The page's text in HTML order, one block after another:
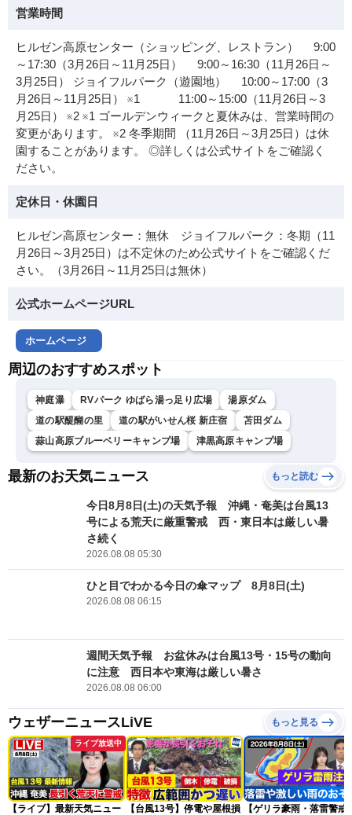
営業時間
ヒルゼン高原センター（ショッピング、レストラン） 9:00
～17:30（3月26日～11月25日） 9:00～16:30（11月26日～
3月25日） ジョイフルパーク（遊園地） 10:00～17:00（3
月26日～11月25日） ※1 11:00～15:00（11月26日～3
月25日） ※2 ※1 ゴールデンウィークと夏休みは、営業時間の
変更があります。 ※2 冬季期間 （11月26日～3月25日）は休
園することがあります。 ◎詳しくは公式サイトをご確認く
ださい。
定休日・休園日
ヒルゼン高原センター：無休 ジョイフルパーク：冬期（11
月26日～3月25日）は不定休のため公式サイトをご確認くだ
さい。（3月26日～11月25日は無休）
公式ホームページURL
ホームページ
周辺のおすすめスポット
神庭瀑 RVパーク ゆばら湯っ足り広場
湯原ダム
道の駅醍醐の里
道の駅がいせん桜 新庄宿
苫田ダム
蒜山高原ブルーベリーキャンプ場
津黒高原キャンプ場
最新のお天気ニュース もっと読む
今日8月8日(土)の天気予報 沖縄・奄美は台風13
号による荒天に厳重警戒 西・東日本は厳しい暑
さ続く
2026.08.08 05:30
ひと目でわかる今日の傘マップ 8月8日(土)
2026.08.08 06:15
週間天気予報 お盆休みは台風13号・15号の動向
に注意 西日本や東海は厳しい暑さ
2026.08.08 06:00
ウェザーニュースLiVE もっと見る
ライブ放送中
【ライブ】最新天気ニュー
【台風13号】停電や屋根損
【ゲリラ豪雨・落雷警戒